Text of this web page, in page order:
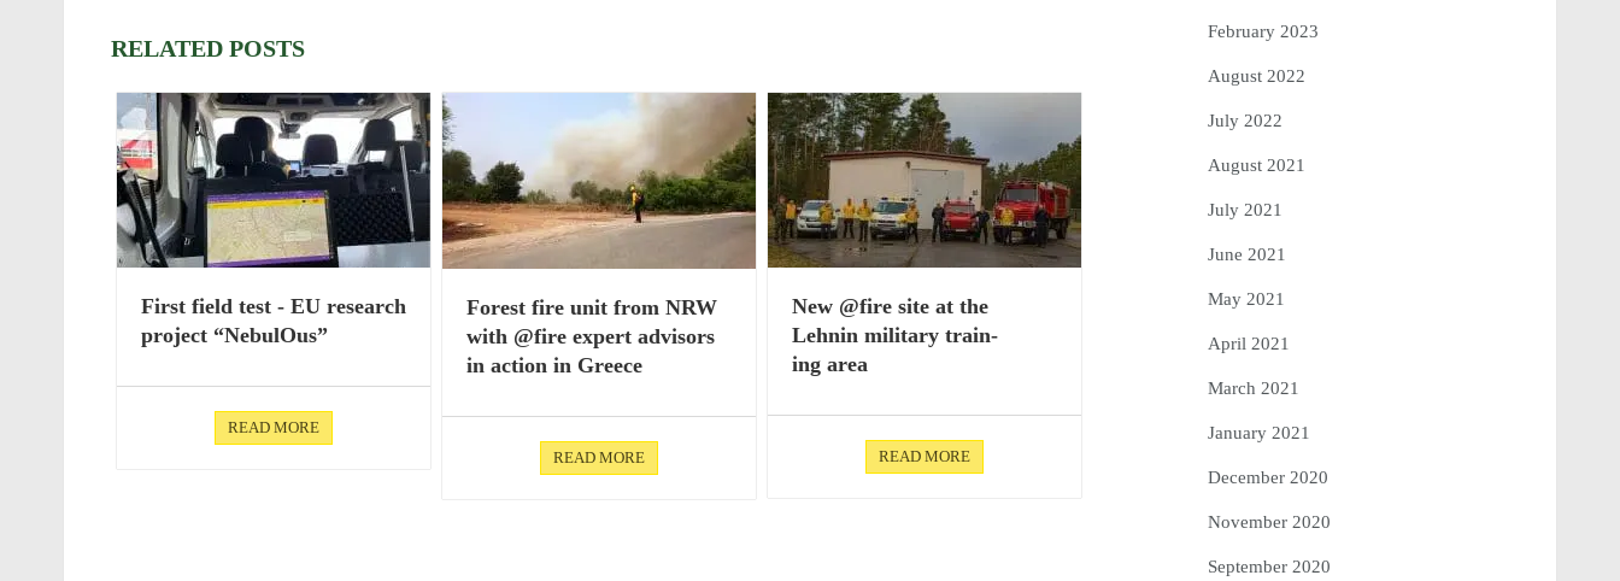
RELATED POSTS
First field test - EU research
project “Nebu­lOus”
READ MORE
Forest fire unit from NRW
with @fire expert advi­sors
in action in Greece
READ MORE
New @fire site at the
Lehnin mili­tary train­
ing area
READ MORE
February 2023
August 2022
July 2022
August 2021
July 2021
June 2021
May 2021
April 2021
March 2021
January 2021
December 2020
November 2020
September 2020